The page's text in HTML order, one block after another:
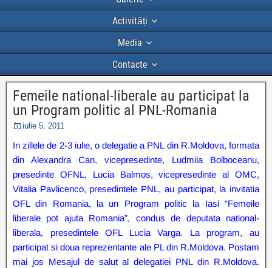
Activități
Media
Contacte
Femeile national-liberale au participat la
un Program politic al PNL-Romania
iulie 5, 2011
In zillele de 2-3 iulie, o delegatie a PNL din R.Moldova, formata
din Alexandra Can, vicepresedinte, Ludmila Bolboceanu,
presedinte OFNL, Lucia Balmos, vicepresedinte al OMC,
Vitalia Pavlicenco, presedintele PNL, au participat, la invitatia
OFL din Romania, la un Program politic la Iasi “Femeile
liberale pot ajuta Romania”, condus de deputata national-
liberala, presedintele OFL Lucia Varga. La program, au
participat si doua reprezentante ale PL din R.Moldova. Postam
mai jos Mesajul de salut al delegatiei PNL din R.Moldova.